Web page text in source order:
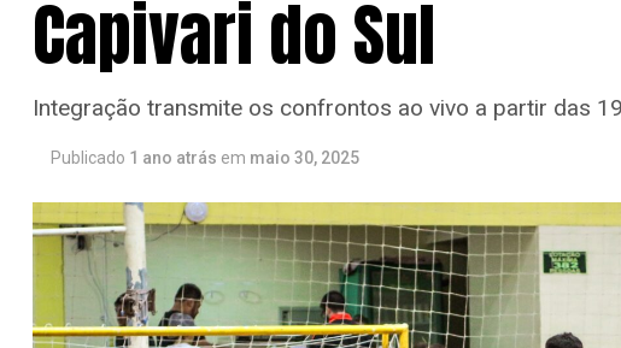
Capivari do Sul
Integração transmite os confrontos ao vivo a partir das
Publicado 1 ano atrás em maio 30, 2025